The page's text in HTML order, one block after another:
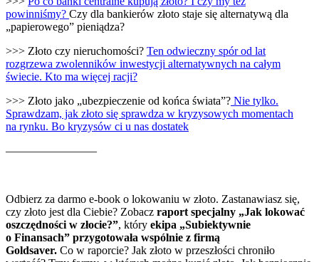
powinniśmy? Czy dla bankierów złoto staje się alternatywą dla
„papierowego” pieniądza?
>>> Złoto czy nieruchomości? Ten odwieczny spór od lat
rozgrzewa zwolenników inwestycji alternatywnych na całym
świecie. Kto ma więcej racji?
>>> Złoto jako „ubezpieczenie od końca świata”? Nie tylko.
Sprawdzam, jak złoto się sprawdza w kryzysowych momentach
na rynku. Bo kryzysów ci u nas dostatek
————————
Odbierz za darmo e-book o lokowaniu w złoto. Zastanawiasz się,
czy złoto jest dla Ciebie? Zobacz raport specjalny „Jak lokować
oszczędności w złocie?”, który ekipa „Subiektywnie
o Finansach” przygotowała wspólnie z firmą
Goldsaver. Co w raporcie? Jak złoto w przeszłości chroniło